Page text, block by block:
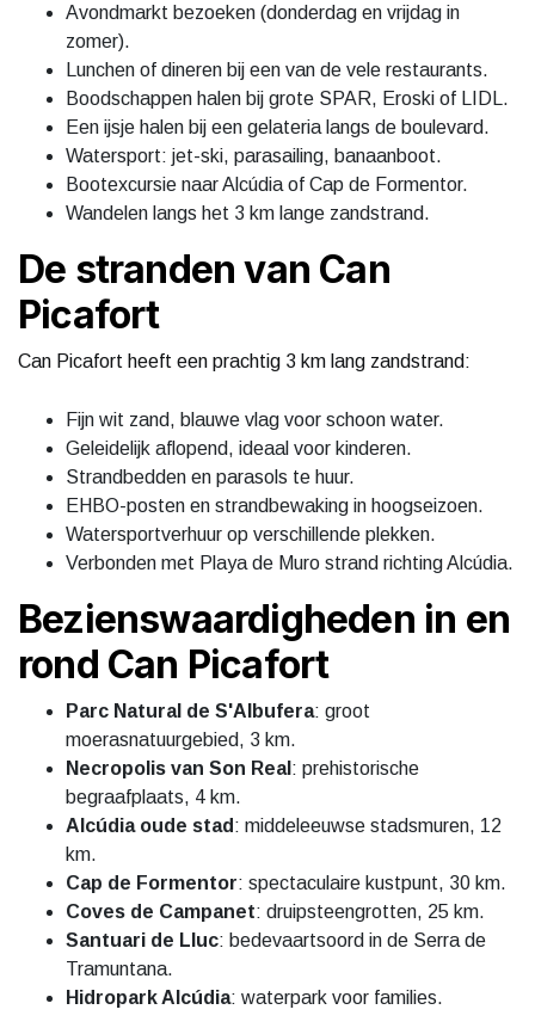
Avondmarkt bezoeken (donderdag en vrijdag in
zomer).
Lunchen of dineren bij een van de vele restaurants.
Boodschappen halen bij grote SPAR, Eroski of LIDL.
Een ijsje halen bij een gelateria langs de boulevard.
Watersport: jet-ski, parasailing, banaanboot.
Bootexcursie naar Alcúdia of Cap de Formentor.
Wandelen langs het 3 km lange zandstrand.
De stranden van Can
Picafort
Can Picafort heeft een prachtig 3 km lang zandstrand:
Fijn wit zand, blauwe vlag voor schoon water.
Geleidelijk aflopend, ideaal voor kinderen.
Strandbedden en parasols te huur.
EHBO-posten en strandbewaking in hoogseizoen.
Watersportverhuur op verschillende plekken.
Verbonden met Playa de Muro strand richting Alcúdia.
Bezienswaardigheden in en
rond Can Picafort
Parc Natural de S'Albufera: groot
moerasnatuurgebied, 3 km.
Necropolis van Son Real : prehistorische
begraafplaats, 4 km.
Alcúdia oude stad : middeleeuwse stadsmuren, 12
km.
Cap de Formentor: spectaculaire kustpunt, 30 km.
Coves de Campanet: druipsteengrotten, 25 km.
Santuari de Lluc: bedevaartsoord in de Serra de
Tramuntana.
Hidropark Alcúdia: waterpark voor families.